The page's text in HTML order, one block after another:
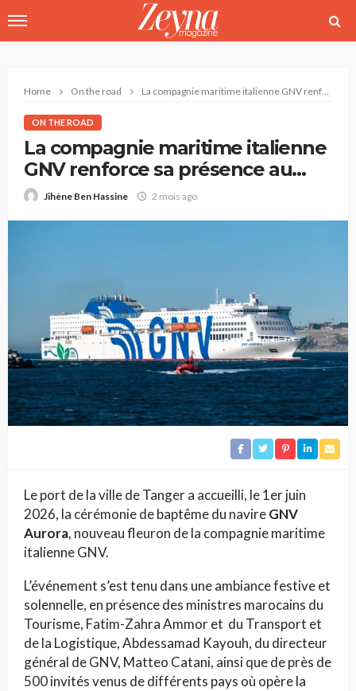
Home On the road La compagnie maritime italienne GNV renforce sa présence au Maroc
ON THE ROAD
La compagnie maritime italienne
GNV renforce sa présence au
Maroc
Jihène Ben Hassine 2 mois ago
Le port de la ville de Tanger a accueilli, le 1er juin
2026, la cérémonie de baptême du navireGNV
Aurora, nouveau fleuron de la compagnie maritime
italienne GNV.
L’événement s’est tenu dans une ambiance festive et
solennelle, en présence des ministres marocains du
Tourisme, Fatim-Zahra Ammor et du Transport et
de la Logistique, Abdessamad Kayouh, du directeur
général de GNV, Matteo Catani, ainsi que de près de
500 invités venus de différents pays où opère la